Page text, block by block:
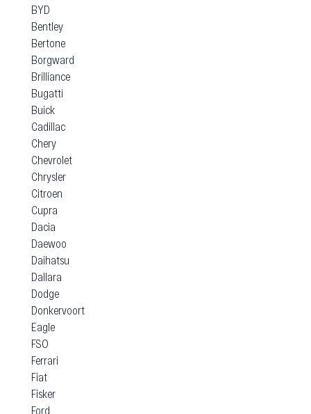
BYD
Bentley
Bertone
Borgward
Brilliance
Bugatti
Buick
Cadillac
Chery
Chevrolet
Chrysler
Citroen
Cupra
Dacia
Daewoo
Daihatsu
Dallara
Dodge
Donkervoort
Eagle
FSO
Ferrari
Fiat
Fisker
Ford